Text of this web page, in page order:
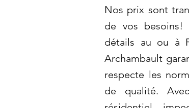
Nos prix sont
de vos besoins!
détails au ou à
Archambault
respecte les
de qualité.